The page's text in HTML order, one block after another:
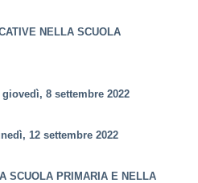
NELLA SCUOLA
8 settembre 2022
12 settembre 2022
SCUOLA PRIMARIA E NELLA